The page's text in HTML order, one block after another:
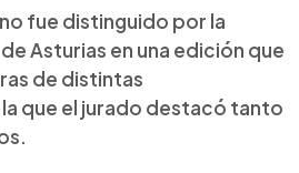
fue distinguido por la
Asturias en una edición que
de distintas
que el jurado destacó tanto